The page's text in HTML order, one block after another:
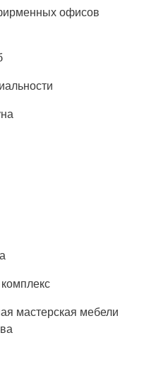
офисов
мастерская мебели